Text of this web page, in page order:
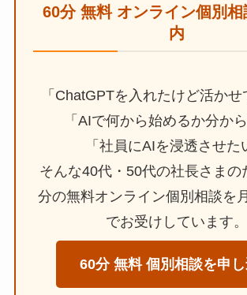
60分 無料 オンライン個別
内
「ChatGPTを入れたけど活かせ
「AIで何から始めるか分から
「社員にAIを浸透させた
そんな40代・50代の社長さまの
分の無料オンライン個別相談を
でお受けしています。
60分 無料 個別相談を申